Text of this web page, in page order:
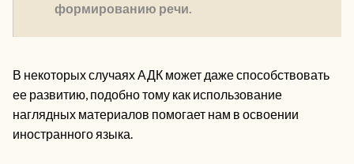
формированию речи.
В некоторых случаях АДК может даже способствовать
ее развитию, подобно тому как использование
наглядных материалов помогает нам в освоении
иностранного языка.